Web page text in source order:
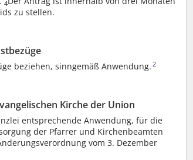
4
zu stellen.
beziehen, sinngemäß Anwendung. 2
Kirche der Union
entsprechende Anwendung, für die
der Pfarrer und Kirchenbeamten
vom 3. Dezember